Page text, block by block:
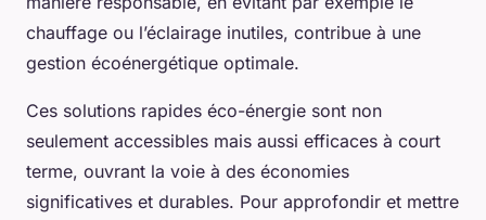
chauffage ou l’éclairage inutiles, contribue à une
gestion écoénergétique optimale.
Ces solutions rapides éco-énergie sont non
seulement accessibles mais aussi efficaces à court
terme, ouvrant la voie à des économies
significatives et durables. Pour approfondir et mettre